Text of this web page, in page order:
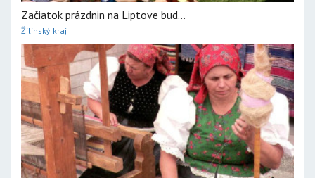
Začiatok prázdnin na Liptove bud...
Žilinský kraj